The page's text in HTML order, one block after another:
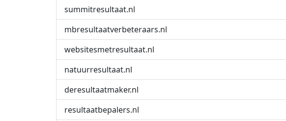
summitresultaat.nl
mbresultaatverbeteraars.nl
websitesmetresultaat.nl
natuurresultaat.nl
deresultaatmaker.nl
resultaatbepalers.nl